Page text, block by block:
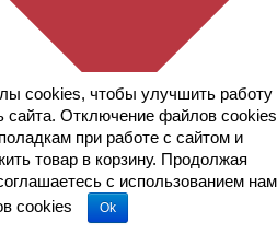
cookies, чтобы улучшить работу
сайта. Отключение файлов cookies
при работе с сайтом и
товар в корзину. Продолжая
c использованием
cookies
Ok